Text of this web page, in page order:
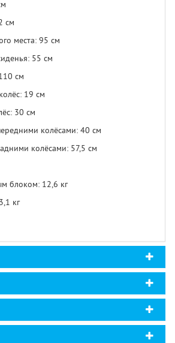
см
места: 95 см
55 см
см
19 см
30 см
колёсами: 40 см
колёсами: 57,5 см
блоком: 12,6 кг
кг